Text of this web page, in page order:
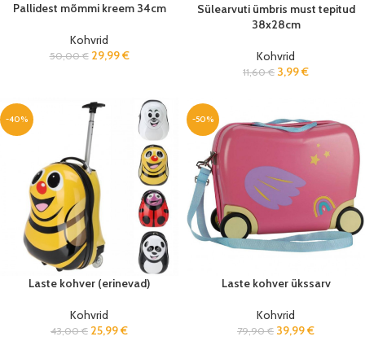
Pallidest mõmmi kreem 34cm
Kohvrid
50,00€ 29,99€
Sülearvuti ümbris must tepitud
38x28cm
Kohvrid
11,60€ 3,99€
-40%
Laste kohver (erinevad)
Kohvrid
43,00€ 25,99€
-50%
Laste kohver ükssarv
Kohvrid
79,90€ 39,99€